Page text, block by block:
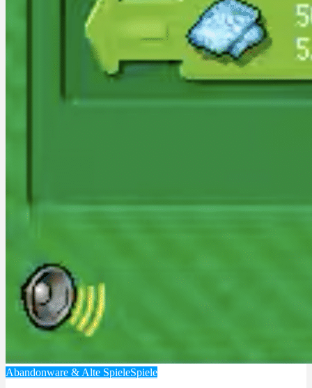
Abandonware & Alte SpieleSpiele